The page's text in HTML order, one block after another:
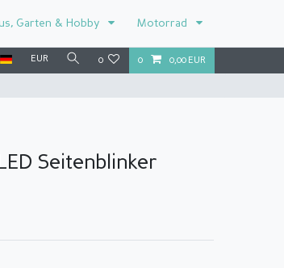
Garten & Hobby Motorrad
EUR 0 0 0,00 EUR
Seitenblinker